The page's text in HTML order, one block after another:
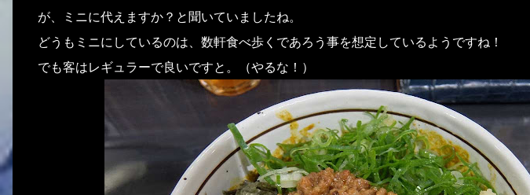
が、ミニに代えますか？と聞いていましたね。
どうもミニにしているのは、数軒食べ歩くであろう事を想定しているようですね！
でも客はレギュラーで良いですと。（やるな！）